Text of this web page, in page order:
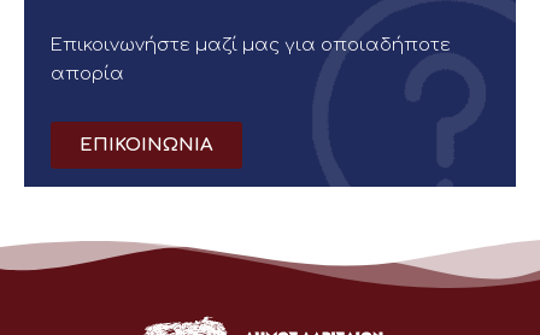
Επικοινωνήστε μαζί μας για οποιαδήποτε
απορία
ΕΠΙΚΟΙΝΩΝΙΑ